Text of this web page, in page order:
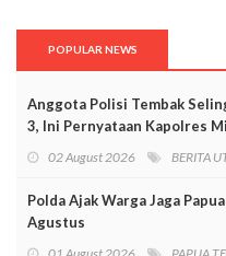
POPULAR NEWS
Anggota Polisi Tembak
3, Ini Pernyataan Kapolres
02 August 2026 BERITA
Polda Ajak Warga Jaga
Agustus